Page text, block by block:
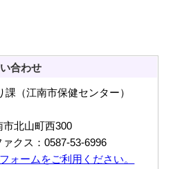
合わせ
（江南市保健センター）
北山町西300
クス：0587-53-6996
ォームをご利用ください。